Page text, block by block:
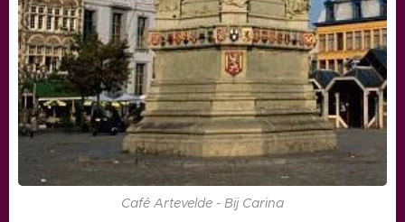
Café Artevelde - Bij Carina